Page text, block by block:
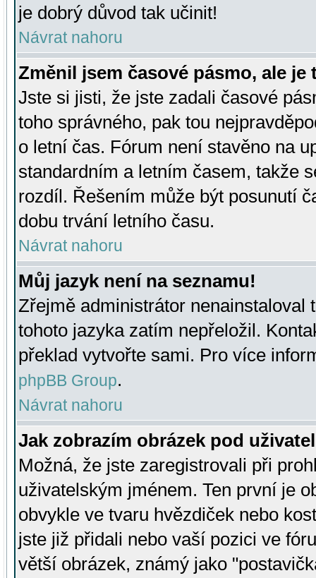
je dobrý důvod tak učinit!
Návrat nahoru
Změnil jsem časové pásmo, ale je
Jste si jisti, že jste zadali časové
toho správného, pak tou
o letní čas. Fórum není stavěno na
standardním a letním časem, takže
rozdíl. Řešením může být posunutí
dobu trvání letního času.
Návrat nahoru
Můj jazyk není na seznamu!
Zřejmě administrátor nenainstaloval
tohoto jazyka zatím nepřeložil.
překlad vytvořte sami. Pro více
phpBB Group.
Návrat nahoru
Jak zobrazím obrázek pod
Možná, že jste zaregistrovali při
uživatelským jménem. Ten první je
obvykle ve tvaru hvězdiček nebo
jste již přidali nebo vaší pozici ve
větší obrázek, známý jako